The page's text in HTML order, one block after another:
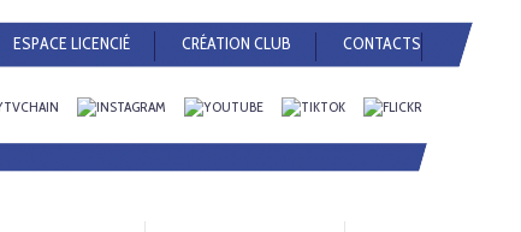
ESPACE LICENCIÉ CRÉATION CLUB CONTACTS